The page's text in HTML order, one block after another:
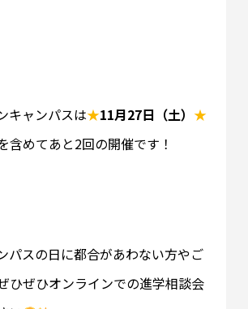
キャンパスは★11月27日（土） ★
含めてあと2回の開催です！
パスの日に都合があわない方やご
ひぜひオンラインでの進学相談会